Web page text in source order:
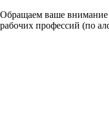
Обращаем ваше внимание
рабочих профессий (по